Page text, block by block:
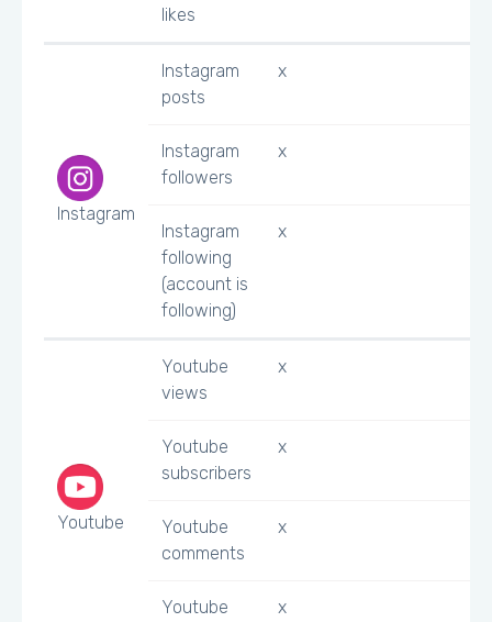
likes
Instagram
Instagram
posts
x
Instagram
followers
x
Instagram
following
(account is
following)
x
Youtube
Youtube
views
x
Youtube
subscribers
x
Youtube
comments
x
Youtube
x